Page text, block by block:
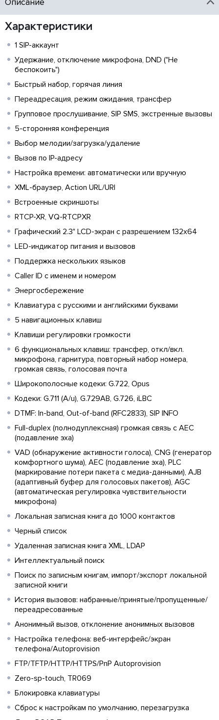
Характеристики
1 SIP-аккаунт
Удержание, отключение микрофона, DND ("Не
беспокоить")
Быстрый набор, горячая линия
Переадресация, режим ожидания, трансфер
Групповое прослушивание, SIP SMS, экстренные вызовы
5-сторонняя конференция
Выбор мелодии/загрузка/удаление
Вызов по IP-адресу
Настройка времени: автоматически или вручную
XML-браузер, Action URL/URI
Встроенные скриншоты
RTCP-XR, VQ-RTCPXR
Графический 2.3" LCD-экран с разрешением 132х64
LED-индикатор питания и вызовов
Поддержка нескольких языков
Caller ID с именем и номером
Энергосбережение
Клавиатура с русскими и английскими буквами
5 навигационных клавиш
Клавиши регулировки громкости
6 функциональных клавиш: трансфер, откл/вкл.
микрофона, гарнитура, повторный набор номера,
громкая связь, голосовая почта
Широкополосные кодеки: G.722, Opus
Кодеки: G.711 (A/u), G.729AB, G.726, iLBC
DTMF: In-band, Out-of-band (RFC2833), SIP INFO
Full-duplex (полнодуплексная) громкая связь с AEC
(подавление эха)
VAD (обнаружение активности голоса), CNG (генератор
комфортного шума), AEC (подавление эха), PLC
(маркирование потери пакета с медиа-данными), AJB
(адаптивный буфер для голосовых пакетов), AGC
(автоматическая регулировка чувствительности
микрофона)
Локальная записная книга до 1000 контактов
Черный список
Удаленная записная книга XML, LDAP
Интеллектуальный поиск
Поиск по записным книгам, импорт/экспорт локальной
записной книги
История вызовов: набранные/принятые/пропущенные/
переадресованные
Анонимный вызов, отклонение анонимных вызовов
Настройка телефона: веб-интерфейс/экран
телефона/Autoprovision
FTP/TFTP/HTTP/HTTPS/PnP Autoprovision
Zero-sp-touch, TR069
Блокировка клавиатуры
Сброс к настройкам по умолчанию, перезагрузка